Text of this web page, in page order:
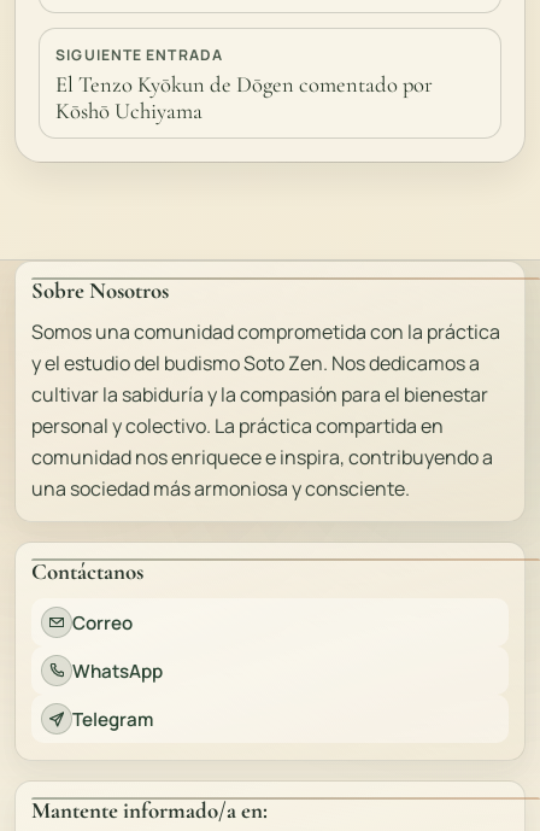
SIGUIENTE ENTRADA
El Tenzo Kyōkun de Dōgen comentado por
Kōshō Uchiyama
Sobre Nosotros
Somos una comunidad comprometida con la práctica
y el estudio del budismo Soto Zen. Nos dedicamos a
cultivar la sabiduría y la compasión para el bienestar
personal y colectivo. La práctica compartida en
comunidad nos enriquece e inspira, contribuyendo a
una sociedad más armoniosa y consciente.
Contáctanos
Correo
WhatsApp
Telegram
Mantente informado/a en: